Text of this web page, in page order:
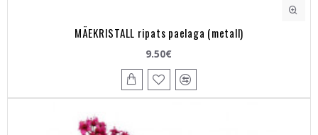
MÄEKRISTALL ripats paelaga (metall)
9.50€